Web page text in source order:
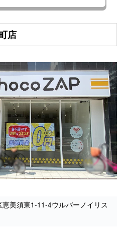
店
恵美須東1-11-4ウルバーノイリス